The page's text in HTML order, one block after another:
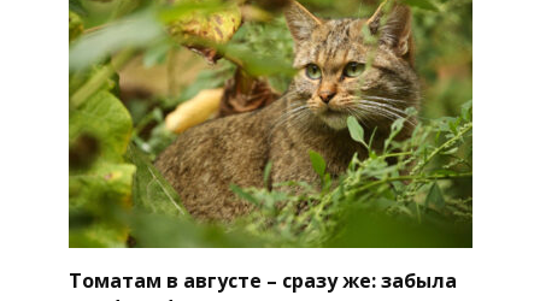
Томатам в августе – сразу же: забыла